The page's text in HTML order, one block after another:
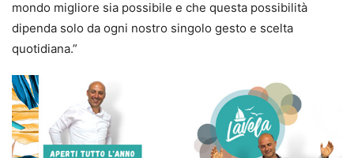
mondo migliore sia possibile e che questa possibilità
dipenda solo da ogni nostro singolo gesto e scelta
quotidiana.”